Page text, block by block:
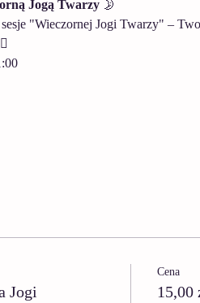
Jogą Twarzy 🌛
"Wieczornej Jogi Twarzy" –
Jogi
Cena
15,00